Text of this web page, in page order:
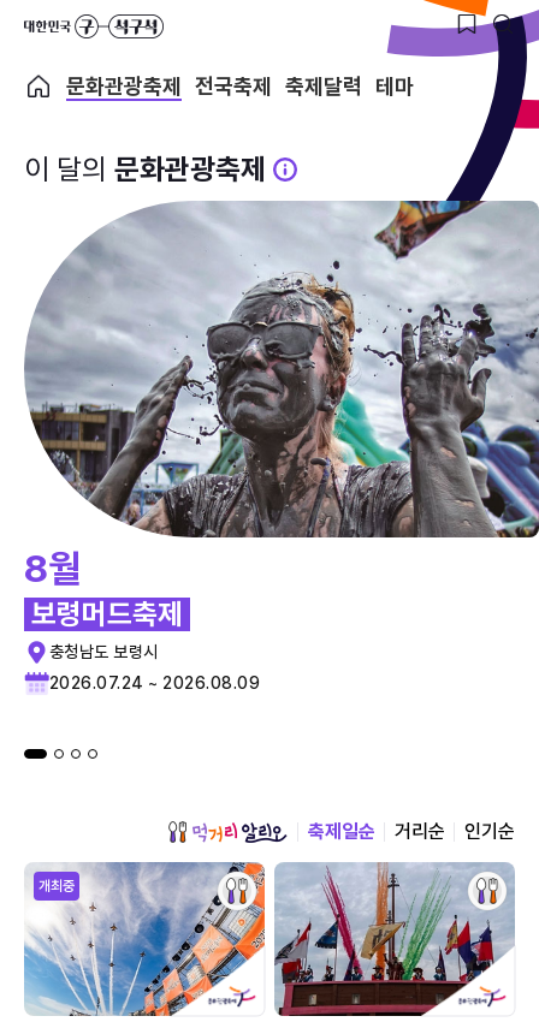
문화관광축제 전국축제 축제달력 테마
이 달의 문화관광축제
8월
보령머드축제
충청남도 보령시
2026.07.24 ~ 2026.08.09
축제일순 거리순 인기순
개최중